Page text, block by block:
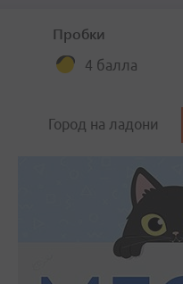
Пробки
4 балла
Город на ладони